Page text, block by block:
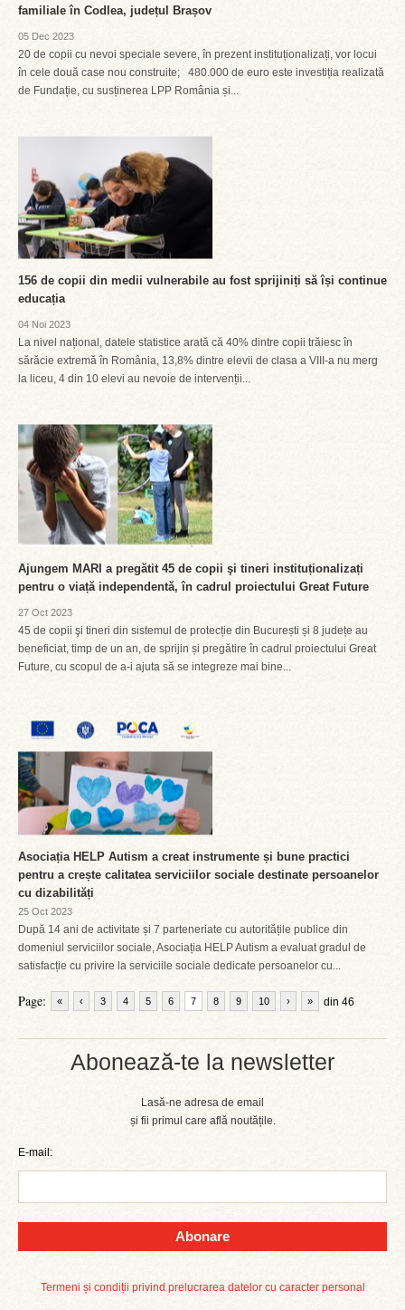
Abonează-te la newsletter
Lasă-ne adresa de email
și fii primul care află noutățile.
E-mail:
Abonare
Termeni și condiții privind prelucrarea datelor cu caracter personal
familiale în Codlea, județul Brașov
05 Dec 2023
20 de copii cu nevoi speciale severe, în prezent instituționalizați, vor locui
în cele două case nou construite; 480.000 de euro este investiția realizată
de Fundație, cu susținerea LPP România și...
156 de copii din medii vulnerabile au fost sprijiniți să își continue
educația
04 Noi 2023
La nivel național, datele statistice arată că 40% dintre copii trăiesc în
sărăcie extremă în România, 13,8% dintre elevii de clasa a VIII-a nu merg
la liceu, 4 din 10 elevi au nevoie de intervenții...
Ajungem MARI a pregătit 45 de copii şi tineri instituționalizați
pentru o viață independentă, în cadrul proiectului Great Future
27 Oct 2023
45 de copii şi tineri din sistemul de protecție din București și 8 județe au
beneficiat, timp de un an, de sprijin și pregătire în cadrul proiectului Great
Future, cu scopul de a-i ajuta să se integreze mai bine...
Asociația HELP Autism a creat instrumente și bune practici
pentru a crește calitatea serviciilor sociale destinate persoanelor
cu dizabilități
25 Oct 2023
După 14 ani de activitate și 7 parteneriate cu autoritățile publice din
domeniul serviciilor sociale, Asociația HELP Autism a evaluat gradul de
satisfacție cu privire la serviciile sociale dedicate persoanelor cu...
Page: « ‹ 3 4 5 6 7 8 9 10 din 46
› »